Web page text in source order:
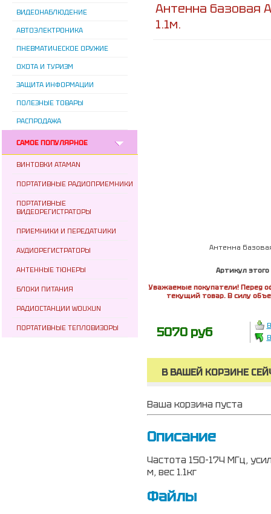
ВИДЕОНАБЛЮДЕНИЕ
АВТОЭЛЕКТРОНИКА
ПНЕВМАТИЧЕСКОЕ ОРУЖИЕ
ОХОТА И ТУРИЗМ
ЗАЩИТА ИНФОРМАЦИИ
ПОЛЕЗНЫЕ ТОВАРЫ
РАСПРОДАЖА
САМОЕ ПОПУЛЯРНОЕ
ВИНТОВКИ ATAMAN
ПОРТАТИВНЫЕ РАДИОПРИЕМНИКИ
ПОРТАТИВНЫЕ
ВИДЕОРЕГИСТРАТОРЫ
ПРИЕМНИКИ И ПЕРЕДАТЧИКИ
АУДИОРЕГИСТРАТОРЫ
АНТЕННЫЕ ТЮНЕРЫ
БЛОКИ ПИТАНИЯ
РАДИОСТАНЦИИ WOUXUN
ПОРТАТИВНЫЕ ТЕПЛОВИЗОРЫ
Антенна базовая
1.1м.
Антенна
Артикул
Уважаемые покупатели! Перед
текущий товар. В силу
5070 руб
В ВАШЕЙ КОРЗИНЕ
Ваша корзина пуста
Описание
Частота 150-174 МГц,
м, вес 1.1кг
Файлы